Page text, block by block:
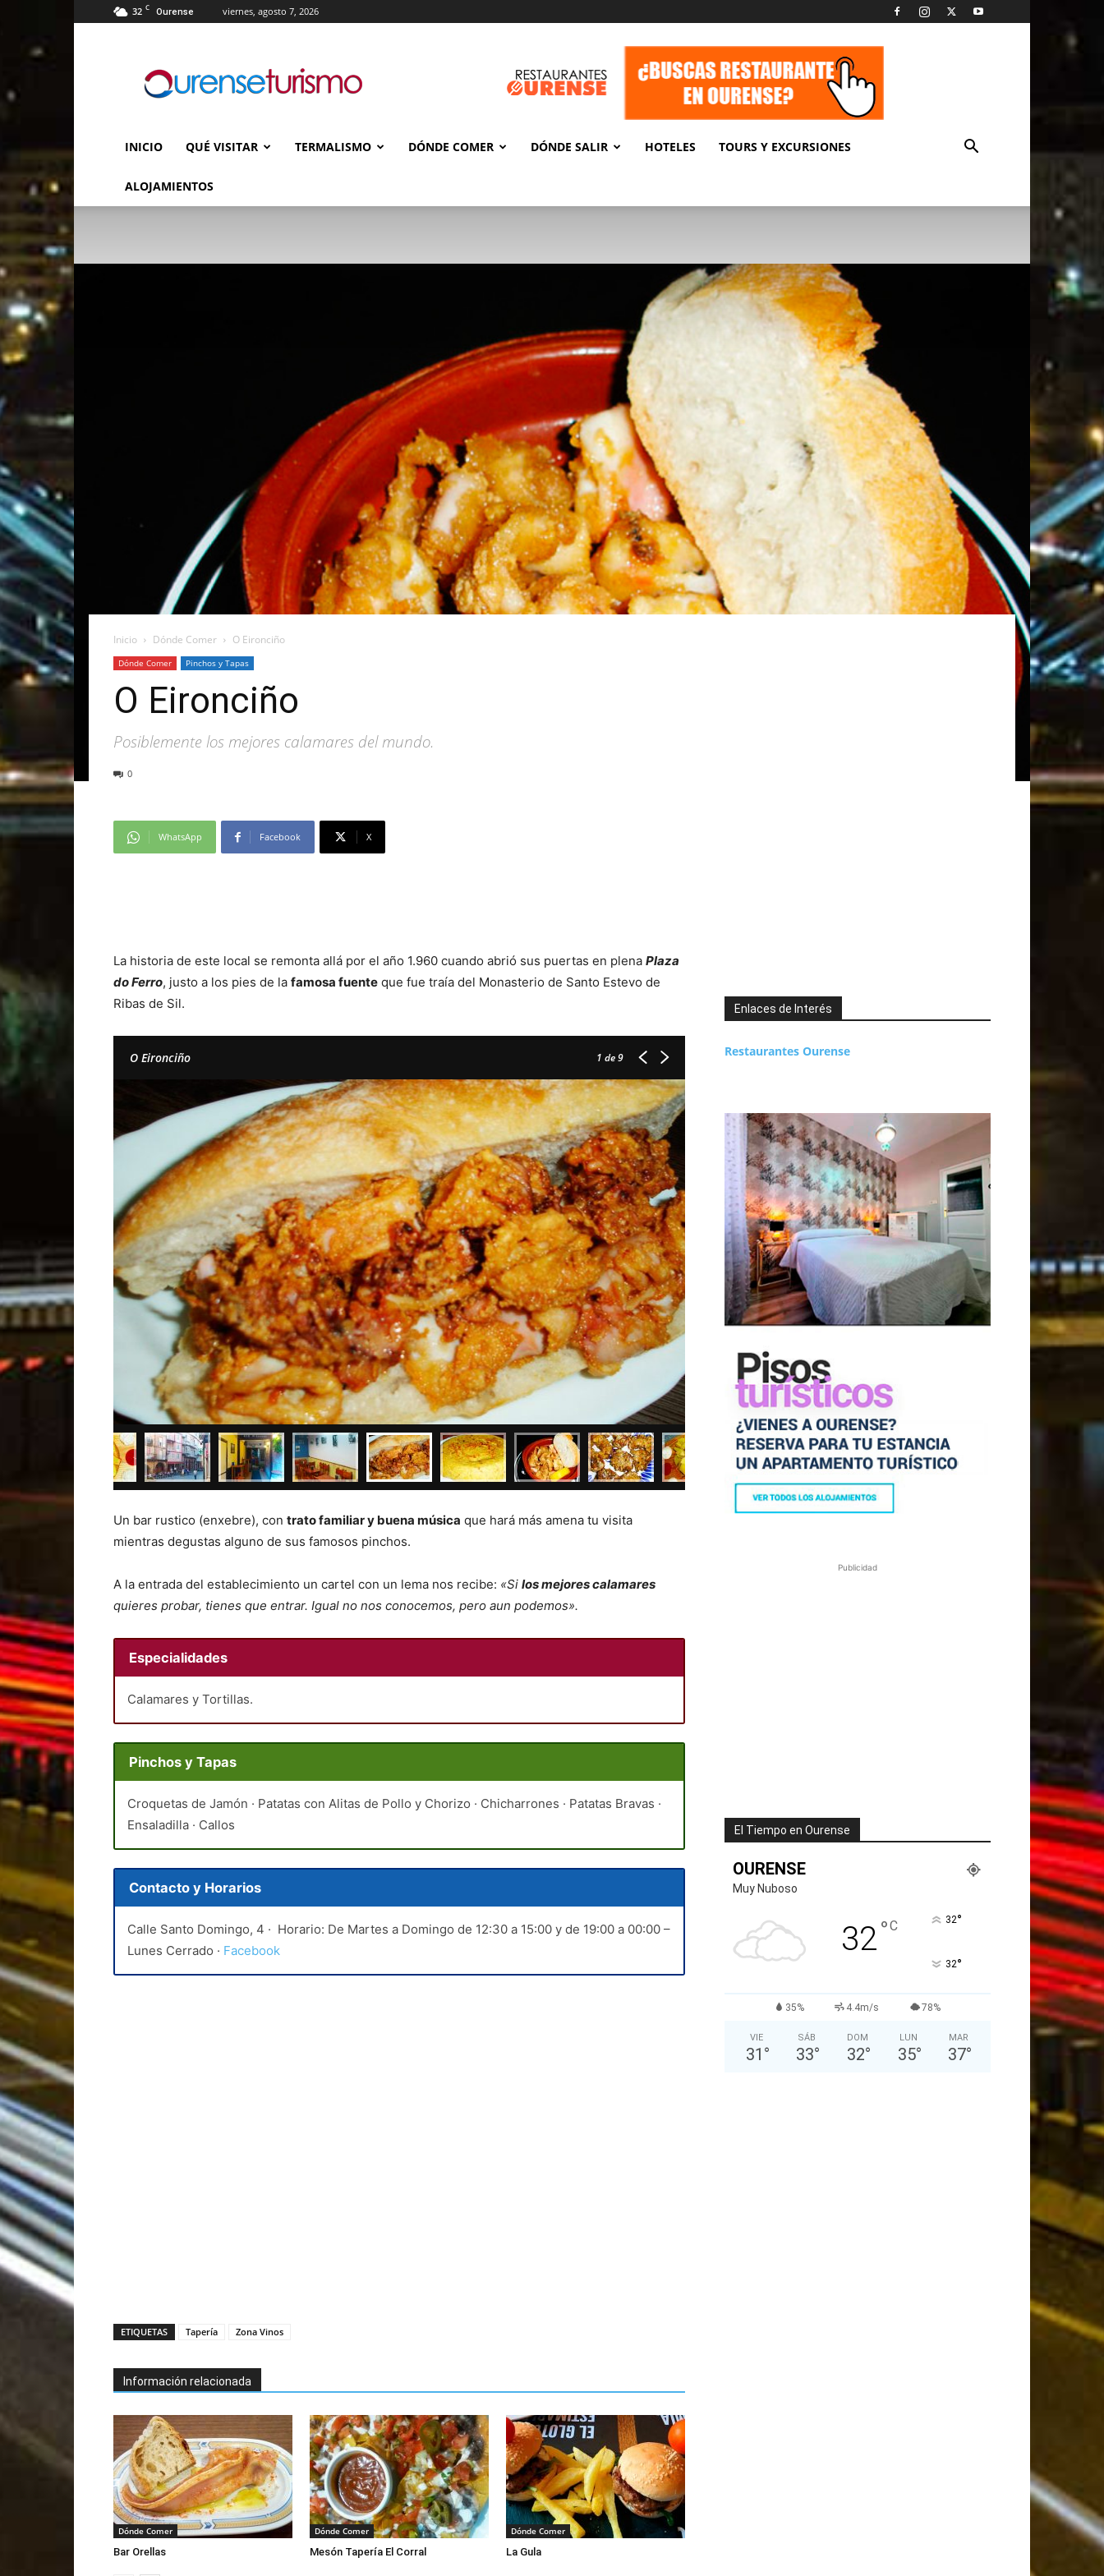
32 C Ourense viernes, agosto 7, 2026
Turismo
INICIO QUÉ VISITAR TERMALISMO DÓNDE COMER DÓNDE SALIR HOTELES TOURS Y EXCURSIONES
ALOJAMIENTOS
Inicio Dónde Comer O Eironciño
Dónde Comer Pinchos y Tapas
O Eironciño
Posiblemente los mejores calamares del mundo.
0
WhatsApp Facebook X
La historia de este local se remonta allá por el año 1.960 cuando abrió sus puertas en plena Plaza
do Ferro, justo a los pies de la famosa fuente que fue traía del Monasterio de Santo Estevo de
Ribas de Sil.
O Eironciño 1 de 9
Un bar rustico (enxebre), con trato familiar y buena música que hará más amena tu visita
mientras degustas alguno de sus famosos pinchos.
A la entrada del establecimiento un cartel con un lema nos recibe: «Si los mejores calamares
quieres probar, tienes que entrar. Igual no nos conocemos, pero aun podemos».
Especialidades
Calamares y Tortillas.
Pinchos y Tapas
Croquetas de Jamón · Patatas con Alitas de Pollo y Chorizo · Chicharrones · Patatas Bravas ·
Ensaladilla · Callos
Contacto y Horarios
Calle Santo Domingo, 4 · Horario: De Martes a Domingo de 12:30 a 15:00 y de 19:00 a 00:00 –
Lunes Cerrado · Facebook
ETIQUETAS Tapería Zona Vinos
Información relacionada
Dónde Comer
Bar Orellas
Dónde Comer
Mesón Tapería El Corral
Dónde Comer
La Gula
Enlaces de Interés
Restaurantes Ourense
Publicidad
El Tiempo en Ourense
OURENSE
Muy Nuboso
32°C 32°
32°
35% 4.4m/s 78%
VIE
31 °
SÁB
33°
DOM
32°
LUN
35°
MAR
37°